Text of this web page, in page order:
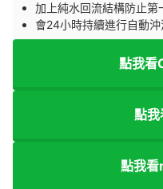
加上純水回流結構防止第
會24小時持續進行自動
點我看
點我
點我